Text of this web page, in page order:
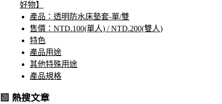
好物】
產品：透明防水床墊套-單/雙
售價：NTD.100(單人) / NTD.200(雙人)
特色
產品用途
其他特殊用途
產品規格
▧ 熱搜文章